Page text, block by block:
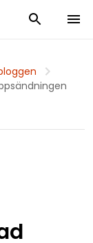
Visa och dölj
Visa